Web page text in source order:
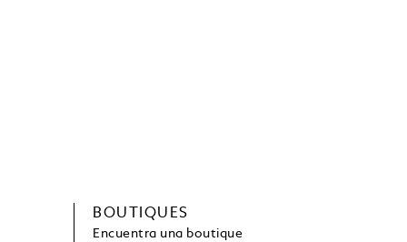
BOUTIQUES
Encuentra una boutique